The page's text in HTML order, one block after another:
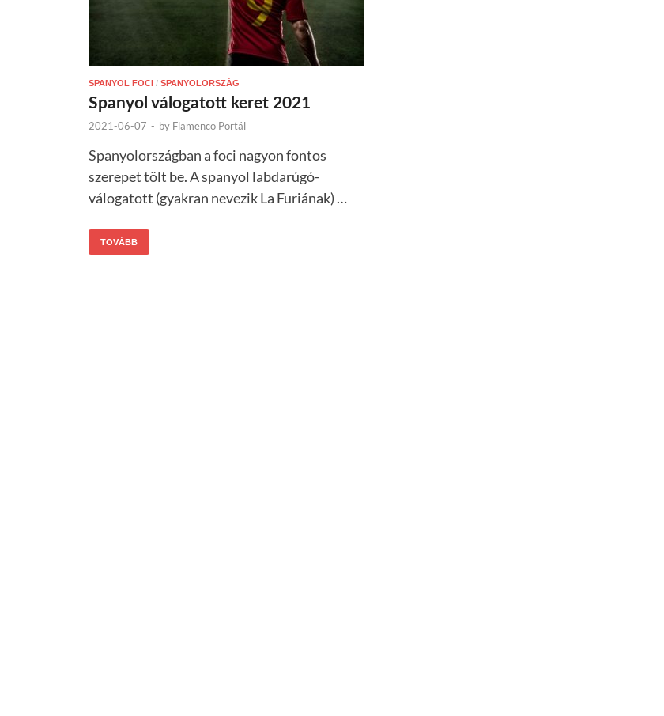
SPANYOL FOCI / SPANYOLORSZÁG
Spanyol válogatott keret 2021
2021-06-07 - by Flamenco Portál
Spanyolországban a foci nagyon fontos
szerepet tölt be. A spanyol labdarúgó-
válogatott (gyakran nevezik La Furiának) …
TOVÁBB